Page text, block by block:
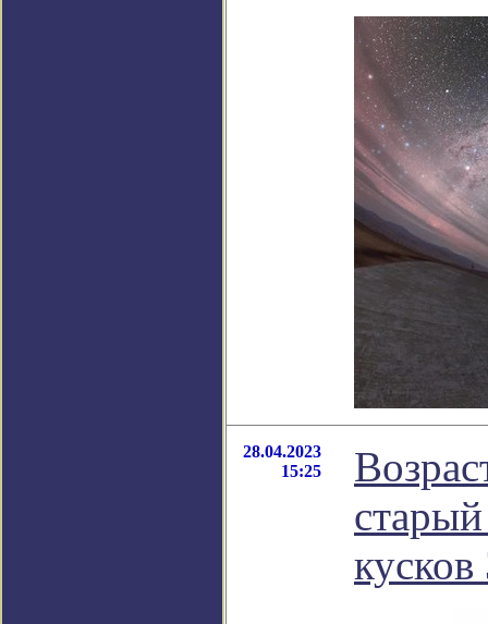
28.04.2023
15:25